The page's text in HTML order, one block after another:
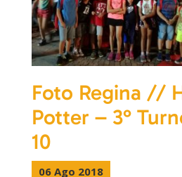
Foto Regina //
Potter – 3°
10
06 Ago 2018